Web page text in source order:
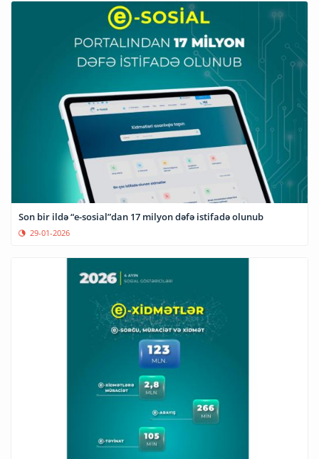
Son bir ildə “e-sosial”dan 17 milyon dəfə istifadə olunub
29-01-2026